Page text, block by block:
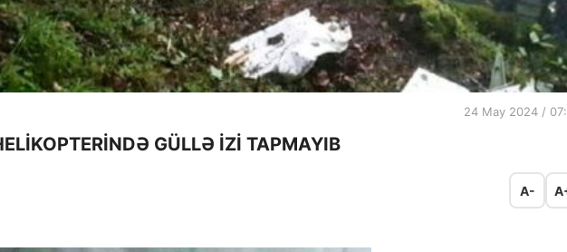
24 May 2024 /
GÜLLƏ İZİ TAPMAYIB
A-